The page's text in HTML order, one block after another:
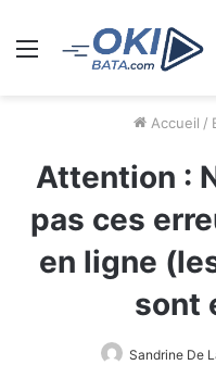
Menu
Accueil /
Attention :
pas ces
en ligne
sont
Sandrine De